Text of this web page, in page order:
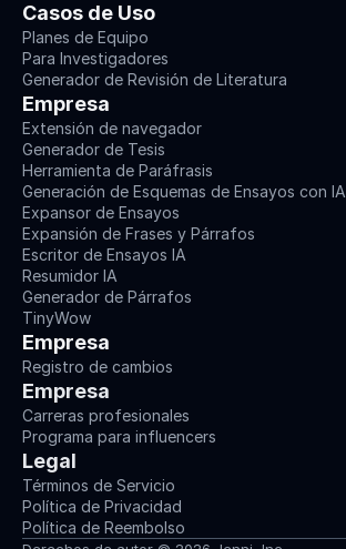
Casos de Uso
Planes de Equipo
Para Investigadores
Generador de Revisión de Literatura
Empresa
Extensión de navegador
Generador de Tesis
Herramienta de Paráfrasis
Generación de Esquemas de Ensayos con IA
Expansor de Ensayos
Expansión de Frases y Párrafos
Escritor de Ensayos IA
Resumidor IA
Generador de Párrafos
TinyWow
Empresa
Registro de cambios
Empresa
Carreras profesionales
Programa para influencers
Legal
Términos de Servicio
Política de Privacidad
Política de Reembolso